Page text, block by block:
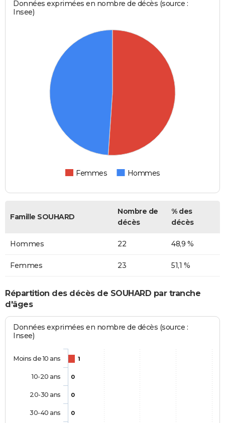
Données exprimées en nombre de décès (source :
Insee)
Femmes Hommes
Famille SOUHARD
Nombre de
décès
% des
décès
Hommes 22 48,9 %
Femmes 23 51,1 %
Répartition des décès de SOUHARD par tranche
d'âges
Données exprimées en nombre de décès (source :
Insee)
1
0
0
0
Moins de 10 ans
10-20 ans
20-30 ans
30-40 ans